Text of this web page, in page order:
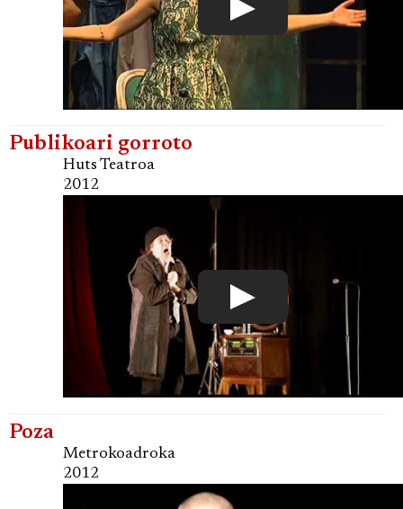
Publikoari gorroto
Huts Teatroa
2012
Poza
Metrokoadroka
2012